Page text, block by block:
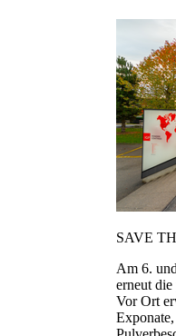
SAVE
Am 6.
erneut
Vor Ort